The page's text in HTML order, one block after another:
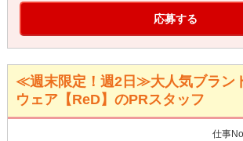
応募する
≪週末限定！週2日≫大人気ブラン
ウェア【ReD】のPRスタッフ
仕事